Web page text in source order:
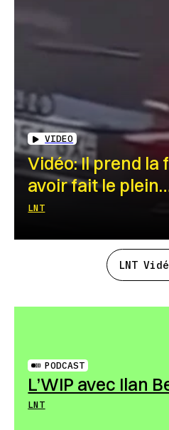
VIDEO
Vidéo: Il prend la
avoir fait le
LNT
LNT
PODCAST
L’WIP avec Ilan
LNT